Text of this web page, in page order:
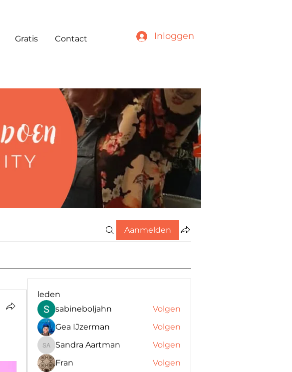
Gratis Contact Inloggen
Aanmelden
leden
sabineboljahn
Volgen
Gea IJzerman
Volgen
Sandra Aartman
Sandra Aartman
Volgen
Fran
Volgen